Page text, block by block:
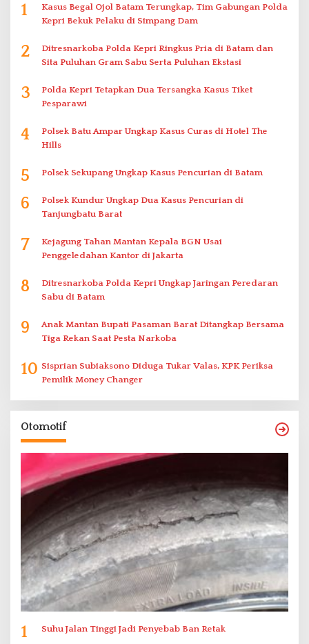
1
Kasus Begal Ojol Batam Terungkap, Tim Gabungan Polda
Kepri Bekuk Pelaku di Simpang Dam
2
Ditresnarkoba Polda Kepri Ringkus Pria di Batam dan
Sita Puluhan Gram Sabu Serta Puluhan Ekstasi
3
Polda Kepri Tetapkan Dua Tersangka Kasus Tiket
Pesparawi
4
Polsek Batu Ampar Ungkap Kasus Curas di Hotel The
Hills
5 Polsek Sekupang Ungkap Kasus Pencurian di Batam
6
Polsek Kundur Ungkap Dua Kasus Pencurian di
Tanjungbatu Barat
7
Kejagung Tahan Mantan Kepala BGN Usai
Penggeledahan Kantor di Jakarta
8
Ditresnarkoba Polda Kepri Ungkap Jaringan Peredaran
Sabu di Batam
9
Anak Mantan Bupati Pasaman Barat Ditangkap Bersama
Tiga Rekan Saat Pesta Narkoba
10 Sisprian Subiaksono Diduga Tukar Valas, KPK Periksa
Pemilik Money Changer
Otomotif
1 Suhu Jalan Tinggi Jadi Penyebab Ban Retak